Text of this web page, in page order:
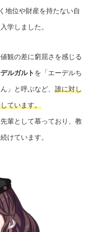
地位や財産を持たない自
学しました。
観の差に窮屈さを感じる
ルガルトを「エーデルち
」と呼ぶなど、 誰に対し
ています。
輩として慕っており、教
けています。